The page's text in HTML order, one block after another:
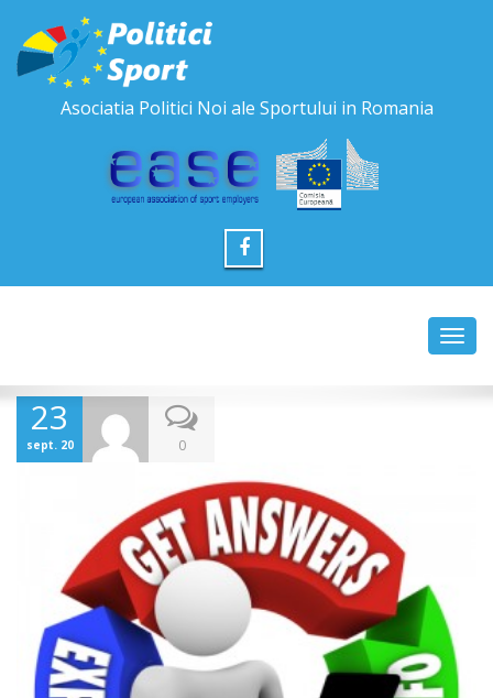
Asociatia Politici Noi ale Sportului in Romania
23
sept. 20 0